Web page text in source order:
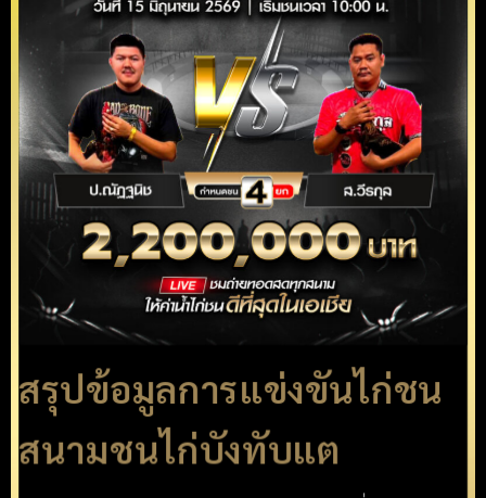
สรุปข้อมูลการแข่งขันไก่ชน
สนามชนไก่บังทับแต